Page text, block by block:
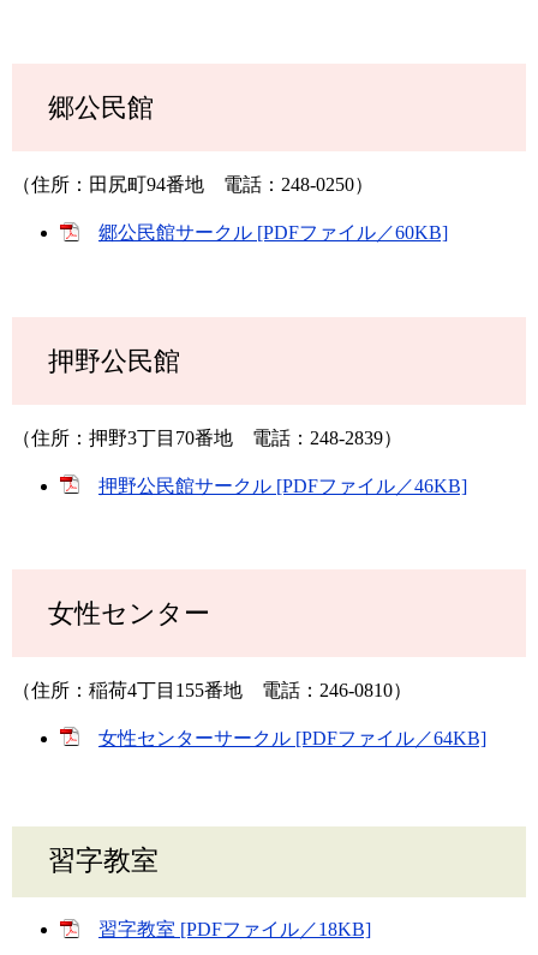
郷公民館
（住所：田尻町94番地 電話：248-0250）
郷公民館サークル [PDFファイル／60KB]
押野公民館
（住所：押野3丁目70番地 電話：248-2839）
押野公民館サークル [PDFファイル／46KB]
女性センター
（住所：稲荷4丁目155番地 電話：246-0810）
女性センターサークル [PDFファイル／64KB]
習字教室
習字教室 [PDFファイル／18KB]